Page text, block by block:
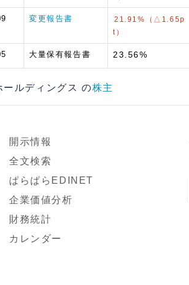
変更報告書
21.91%（△1.65p
t）
大量保有報告書 23.56%
ルディングス の株主
開示情報
全文検索
ぱらぱらEDINET
企業価値分析
財務統計
カレンダー